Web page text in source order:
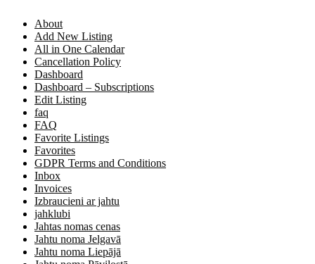
About
Add New Listing
All in One Calendar
Cancellation Policy
Dashboard
Dashboard – Subscriptions
Edit Listing
faq
FAQ
Favorite Listings
Favorites
GDPR Terms and Conditions
Inbox
Invoices
Izbraucieni ar jahtu
jahklubi
Jahtas nomas cenas
Jahtu noma Jelgavā
Jahtu noma Liepājā